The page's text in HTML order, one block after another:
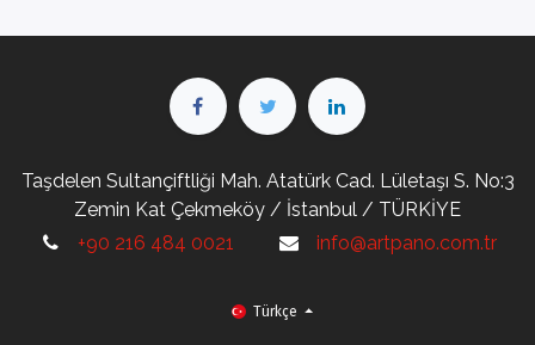
Taşdelen Sultançiftliği Mah. Atatürk Cad. Lületaşı S. No:3
Zemin Kat Çekmeköy / İstanbul / TÜRKİYE
+90 216 484 0021
info@artpano.com.tr
Türkçe